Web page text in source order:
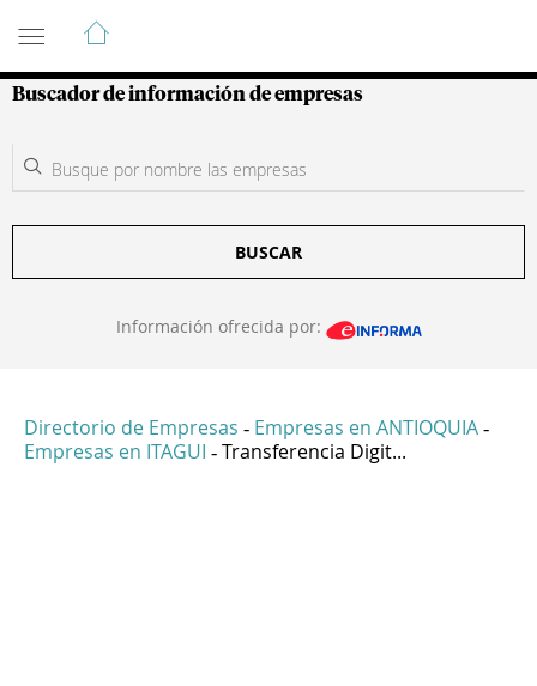
Guía de Empresas Colombianas
Buscador de información de empresas
BUSCAR
Información ofrecida por:
Directorio de Empresas - Empresas en ANTIOQUIA -
Empresas en ITAGUI - Transferencia Digit...